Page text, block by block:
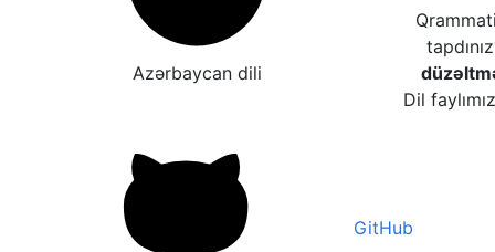
Azərbaycan dili
Dil
GitHub